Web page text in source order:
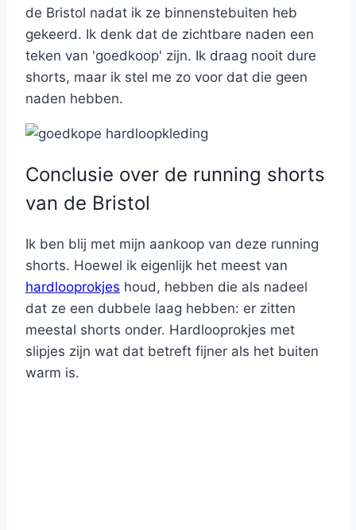
de Bristol nadat ik ze binnenstebuiten heb
gekeerd. Ik denk dat de zichtbare naden een
teken van 'goedkoop' zijn. Ik draag nooit dure
shorts, maar ik stel me zo voor dat die geen
naden hebben.
Conclusie over de running shorts
van de Bristol
Ik ben blij met mijn aankoop van deze running
shorts. Hoewel ik eigenlijk het meest van
hardlooprokjes houd, hebben die als nadeel
dat ze een dubbele laag hebben: er zitten
meestal shorts onder. Hardlooprokjes met
slipjes zijn wat dat betreft fijner als het buiten
warm is.